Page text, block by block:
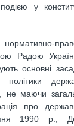
у
Радою
основні
політики
не маючи
про
1990 р.,